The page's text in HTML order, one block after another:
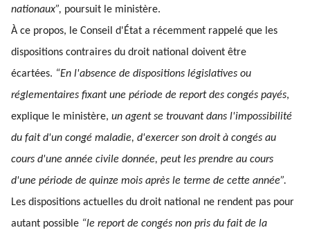
nationaux”, poursuit le ministère.
À ce propos, le Conseil d'État a récemment rappelé que les
dispositions contraires du droit national doivent être
écartées. “En l'absence de dispositions législatives ou
réglementaires fixant une période de report des congés payés,
explique le ministère, un agent se trouvant dans l'impossibilité
du fait d'un congé maladie, d'exercer son droit à congés au
cours d'une année civile donnée, peut les prendre au cours
d'une période de quinze mois après le terme de cette année”.
Les dispositions actuelles du droit national ne rendent pas pour
autant possible “le report de congés non pris du fait de la